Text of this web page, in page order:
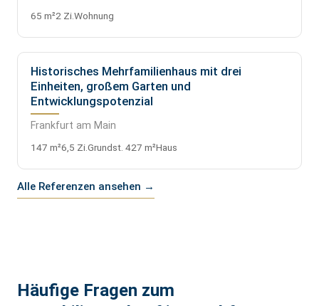
65 m²2 Zi.Wohnung
VERKAUFT
Historisches Mehrfamilienhaus mit drei
Einheiten, großem Garten und
Entwicklungspotenzial
Frankfurt am Main
147 m²6,5 Zi.Grundst. 427 m²Haus
Alle Referenzen ansehen →
Häufige Fragen zum